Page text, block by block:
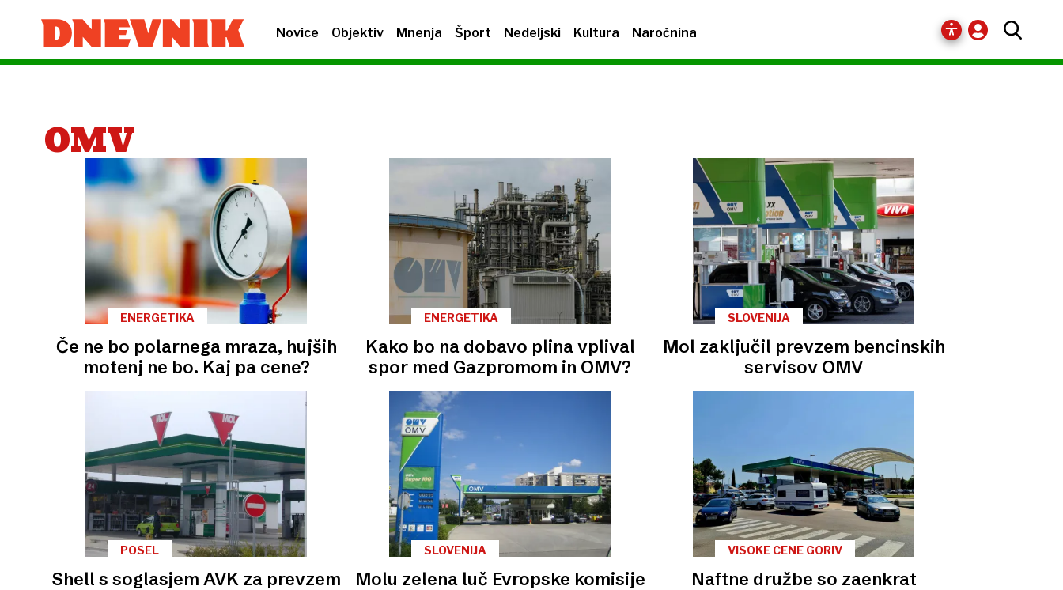
Novice Objektiv Mnenja Šport Nedeljski Kultura Naročnina
OMV
ENERGETIKA
Če ne bo polarnega mraza, hujših
motenj ne bo. Kaj pa cene?
ENERGETIKA
Kako bo na dobavo plina vplival
spor med Gazpromom in OMV?
SLOVENIJA
Mol zaključil prevzem bencinskih
servisov OMV
POSEL
Shell s soglasjem AVK za prevzem
SLOVENIJA
Molu zelena luč Evropske komisije
VISOKE CENE GORIV
Naftne družbe so zaenkrat